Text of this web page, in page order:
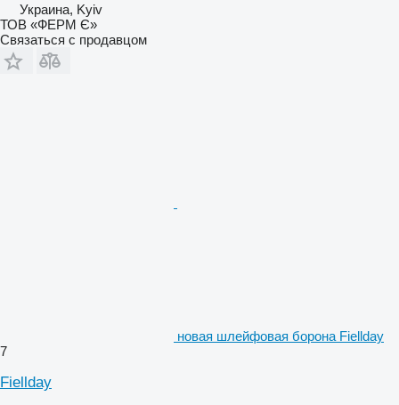
Украина, Kyiv
ТОВ «ФЕРМ Є»
Связаться с продавцом
новая шлейфовая борона Fiellday
7
Fiellday